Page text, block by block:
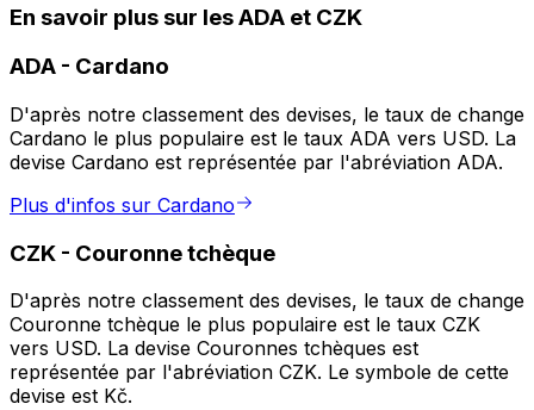
En savoir plus sur les ADA et CZK
ADA - Cardano
D'après notre classement des devises, le taux de change
Cardano le plus populaire est le taux ADA vers USD. La
devise Cardano est représentée par l'abréviation ADA.
Plus d'infos sur Cardano
CZK - Couronne tchèque
D'après notre classement des devises, le taux de change
Couronne tchèque le plus populaire est le taux CZK
vers USD. La devise Couronnes tchèques est
représentée par l'abréviation CZK. Le symbole de cette
devise est Kč.